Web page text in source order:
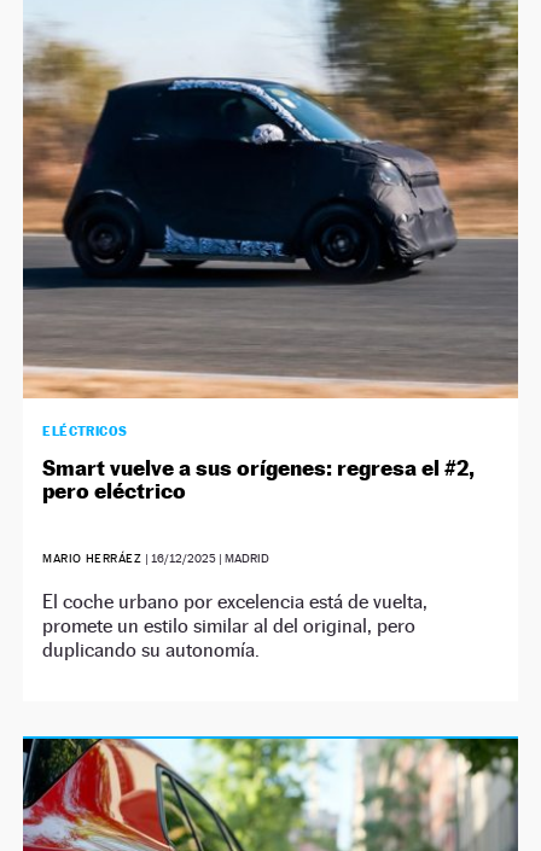
ELÉCTRICOS
Smart vuelve a sus orígenes: regresa el #2,
pero eléctrico
MARIO HERRÁEZ | 16/12/2025 | MADRID
El coche urbano por excelencia está de vuelta,
promete un estilo similar al del original, pero
duplicando su autonomía.